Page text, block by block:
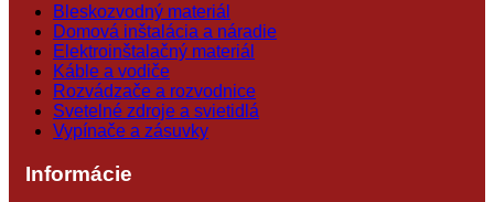
Bleskozvodný materiál
Domová inštalácia a náradie
Elektroinštalačný materiál
Káble a vodiče
Rozvádzače a rozvodnice
Svetelné zdroje a svietidlá
Vypínače a zásuvky
Informácie